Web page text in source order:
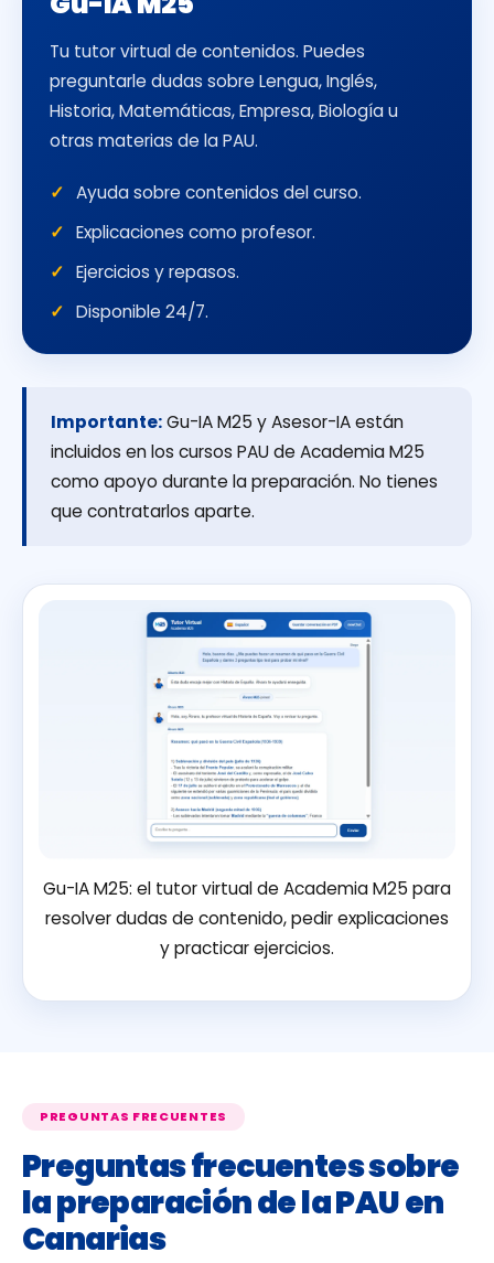
Tu tutor virtual de contenidos. Puedes
preguntarle dudas sobre Lengua, Inglés,
Historia, Matemáticas, Empresa, Biología u
otras materias de la PAU.
Ayuda sobre contenidos del curso.
Explicaciones como profesor.
Ejercicios y repasos.
Disponible 24/7.
Importante:Gu-IA M25 y Asesor-IA están
incluidos en los cursos PAU de Academia M25
como apoyo durante la preparación. No tienes
que contratarlos aparte.
Gu-IA M25: el tutor virtual de Academia M25 para
resolver dudas de contenido, pedir explicaciones
y practicar ejercicios.
PREGUNTAS FRECUENTES
Preguntas frecuentes sobre
la preparación de la PAU en
Canarias